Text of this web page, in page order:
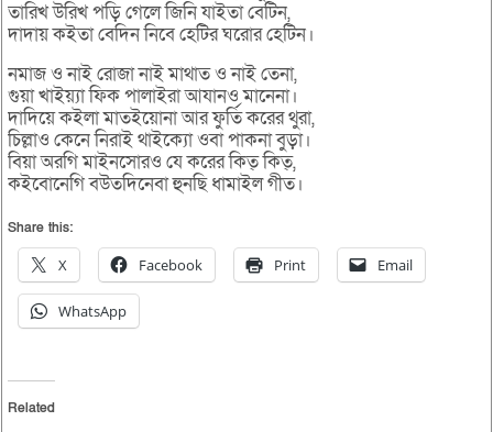
তারিখ উরিখ পড়ি গেলে জিনি যাইতা বেটিন,
দাদায় কইতা বেদিন নিবে হেটির ঘরোর হেটিন।
নমাজ ও নাই রোজা নাই মাথাত ও নাই তেনা,
গুয়া খাইয়্যা ফিক পালাইরা আযানও মানেনা।
দাদিয়ে কইলা মাতইয়োনা আর ফুর্তি করের থুরা,
চিল্লাও কেনে নিরাই থাইক্যো ওবা পাকনা বুড়া।
বিয়া অরগি মাইনসোরও যে করের কিত্ কিত্,
কইবোনেগি বউতদিনেবা হুনছি ধামাইল গীত।
Share this:
X Facebook Print Email
WhatsApp
Related